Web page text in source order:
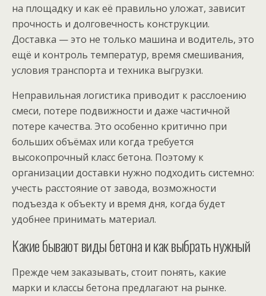
на площадку и как её правильно уложат, зависит
прочность и долговечность конструкции.
Доставка — это не только машина и водитель, это
ещё и контроль температур, время смешивания,
условия транспорта и техника выгрузки.
Неправильная логистика приводит к расслоению
смеси, потере подвижности и даже частичной
потере качества. Это особенно критично при
больших объёмах или когда требуется
высокопрочный класс бетона. Поэтому к
организации доставки нужно подходить системно:
учесть расстояние от завода, возможности
подъезда к объекту и время дня, когда будет
удобнее принимать материал.
Какие бывают виды бетона и как выбрать нужный
Прежде чем заказывать, стоит понять, какие
марки и классы бетона предлагают на рынке.